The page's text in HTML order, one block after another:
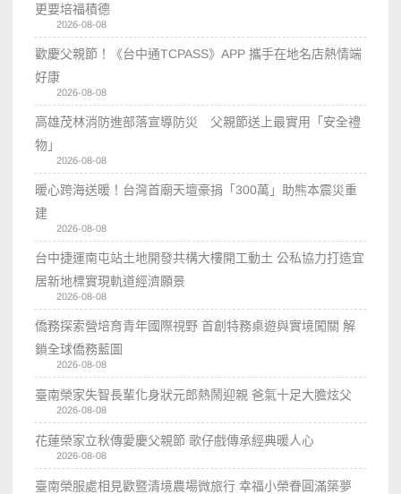
更要培福積德
2026-08-08
歡慶父親節！《台中通TCPASS》APP 攜手在地名店熱情端
好康
2026-08-08
高雄茂林消防進部落宣導防災 父親節送上最實用「安全禮
物」
2026-08-08
暖心跨海送暖！台灣首廟天壇豪捐「300萬」助熊本震災重
建
2026-08-08
台中捷運南屯站土地開發共構大樓開工動土 公私協力打造宜
居新地標實現軌道經濟願景
2026-08-08
僑務探索營培育青年國際視野 首創特務桌遊與實境闖關 解
鎖全球僑務藍圖
2026-08-08
臺南榮家失智長輩化身狀元郎熱鬧迎親 爸氣十足大膽炫父
2026-08-08
花蓮榮家立秋傳愛慶父親節 歌仔戲傳承經典暖人心
2026-08-08
臺南榮服處相見歡暨清境農場微旅行 幸福小榮眷圓滿築夢